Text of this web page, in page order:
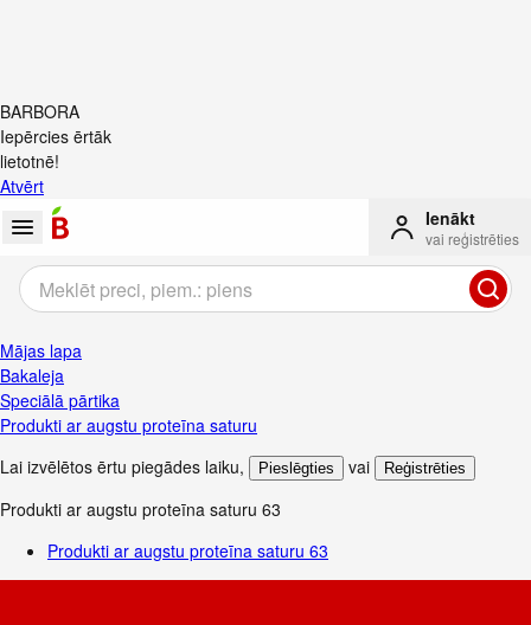
BARBORA
Iepērcies ērtāk
lietotnē!
Atvērt
Ienākt
vai reģistrēties
Mājas lapa
Bakaleja
Speciālā pārtika
Produkti ar augstu proteīna saturu
Lai izvēlētos ērtu piegādes laiku, Pieslēgties vai Reģistrēties
Produkti ar augstu proteīna saturu 63
Produkti ar augstu proteīna saturu 63